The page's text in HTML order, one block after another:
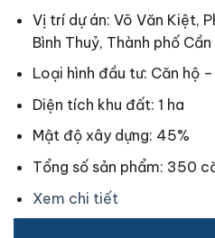
Vị trí dự án: Võ Văn Kiệt,
Bình Thuỷ, Thành phố Cần
Loại hình đầu tư: Căn hộ
Diện tích khu đất: 1 ha
Mật độ xây dựng: 45%
Tổng số sản phẩm: 350
Xem chi tiết